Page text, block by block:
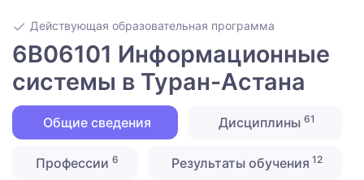
Действующая образовательная программа
6B06101 Информационные
системы в Туран-Астана
Общие сведения Дисциплины 61
Профессии 6 Результаты обучения 12